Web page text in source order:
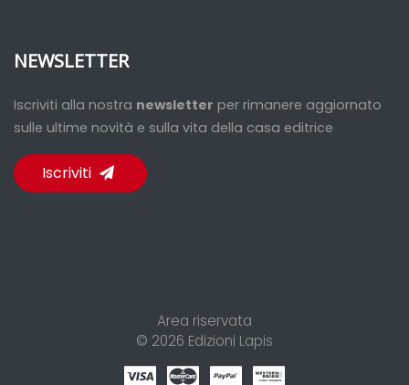
NEWSLETTER
Iscriviti alla nostra newsletter per rimanere aggiornato
sulle ultime novità e sulla vita della casa editrice
Iscriviti
Area riservata
© 2026 Edizioni Lapis